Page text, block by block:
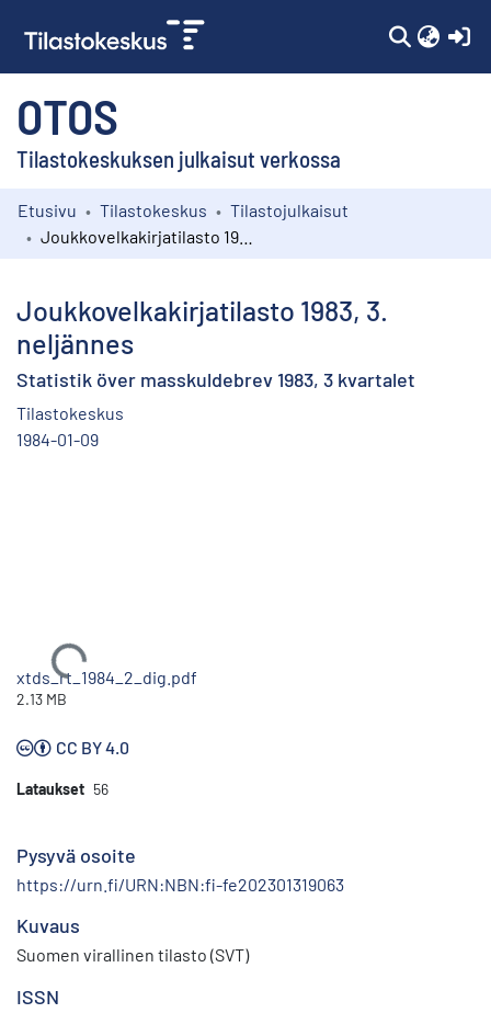
OTOS
Tilastokeskuksen julkaisut verkossa
Kokoelmat
Etusivu Tilastokeskus
Tilastojulkaisut
Joukkovelkakirjatilasto 1983, 3.
neljännes
Statistik över masskuldebrev 1983, 3 kvartalet
Tilastokeskus
1984-01-09
Ladataan...
xtds_rt_1984_2_dig.pdf
2.13 MB
CC BY 4.0
Lataukset 56
Pysyvä osoite
https://urn.fi/URN:NBN:fi-fe202301319063
Kuvaus
Suomen virallinen tilasto (SVT)
ISSN